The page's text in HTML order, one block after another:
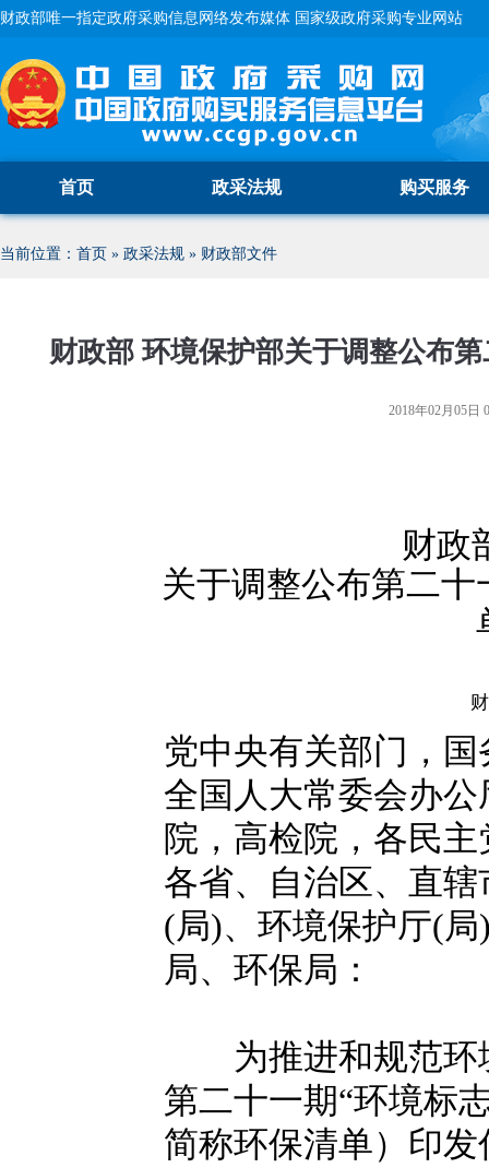
财政部唯一指定政府采购信息网络发布媒体 国家级政府采购专业网站
首页 政采法规 购买服务
当前位置： 首页 » 政采法规 » 财政部文件
财政部 环境保护部关于调整公布
2018年02月05日
财政
关于调整公布第二
党中央有关部门，
全国人大常委会办
院，高检院，各民
各省、自治区、直
(局)、环境保护厅(
局、环保局：
为推进和规范环
第二十一期“环境标
简称环保清单）印